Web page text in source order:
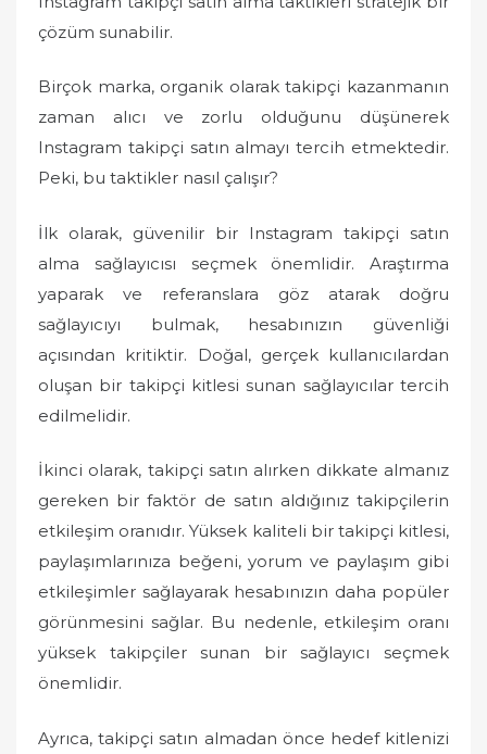
çözüm sunabilir.
Birçok marka, organik olarak takipçi kazanmanın
zaman alıcı ve zorlu olduğunu düşünerek
Instagram takipçi satın almayı tercih etmektedir.
Peki, bu taktikler nasıl çalışır?
İlk olarak, güvenilir bir Instagram takipçi satın
alma sağlayıcısı seçmek önemlidir. Araştırma
yaparak ve referanslara göz atarak doğru
sağlayıcıyı bulmak, hesabınızın güvenliği
açısından kritiktir. Doğal, gerçek kullanıcılardan
oluşan bir takipçi kitlesi sunan sağlayıcılar tercih
edilmelidir.
İkinci olarak, takipçi satın alırken dikkate almanız
gereken bir faktör de satın aldığınız takipçilerin
etkileşim oranıdır. Yüksek kaliteli bir takipçi kitlesi,
paylaşımlarınıza beğeni, yorum ve paylaşım gibi
etkileşimler sağlayarak hesabınızın daha popüler
görünmesini sağlar. Bu nedenle, etkileşim oranı
yüksek takipçiler sunan bir sağlayıcı seçmek
önemlidir.
Ayrıca, takipçi satın almadan önce hedef kitlenizi